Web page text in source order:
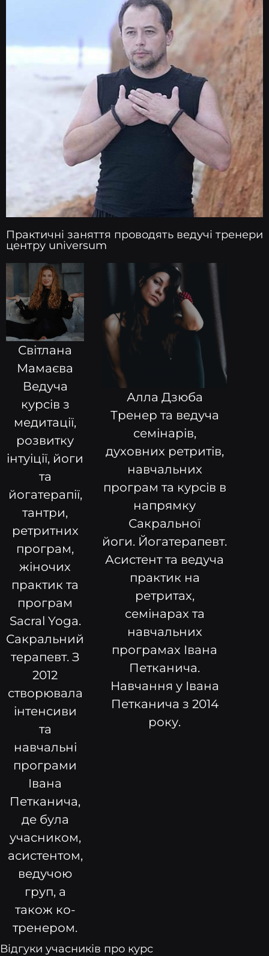
Практичні заняття проводять ведучі тренери
центру universum
Світлана
Мамаєва
Ведуча
курсів з
медитації,
розвитку
інтуіції, йоги
та
йогатерапії,
тантри,
ретритних
програм,
жіночих
практик та
програм
Sacral Yoga.
Сакральний
терапевт. З
2012
створювала
інтенсиви
та
навчальні
програми
Івана
Петканича,
де була
учасником,
асистентом,
ведучою
груп, а
також ко-
тренером.
Алла Дзюба
Тренер та ведуча
семінарів,
духовних ретритів,
навчальних
програм та курсів в
напрямку
Сакральної
йоги. Йогатерапевт.
Асистент та ведуча
практик на
ретритах,
семінарах та
навчальних
програмах Івана
Петканича.
Навчання у Івана
Петканича з 2014
року.
Відгуки учасників про курс